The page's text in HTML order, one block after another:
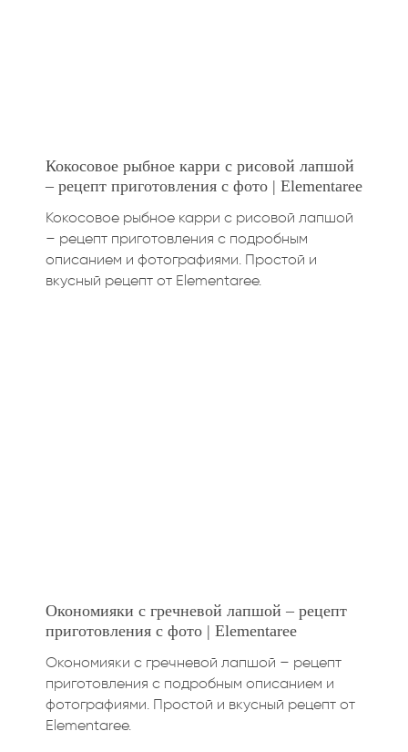
Кокосовое рыбное карри с рисовой лапшой
– рецепт приготовления с фото | Elementaree
Кокосовое рыбное карри с рисовой лапшой
– рецепт приготовления с подробным
описанием и фотографиями. Простой и
вкусный рецепт от Elementaree.
Окономияки с гречневой лапшой – рецепт
приготовления с фото | Elementaree
Окономияки с гречневой лапшой – рецепт
приготовления с подробным описанием и
фотографиями. Простой и вкусный рецепт от
Elementaree.